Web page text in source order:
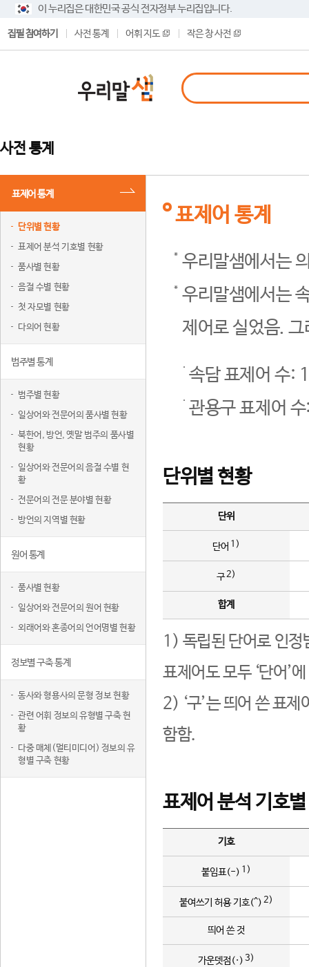
이 누리집은 대한민국 공식 전자정부 누리집입니다.
집필 참여하기 사전 통계 어휘 지도 작은 창 사전
사전 통계
표제어 통계
단위별 현황
표제어 분석 기호별 현황
품사별 현황
음절 수별 현황
첫 자모별 현황
다의어 현황
범주별 통계
범주별 현황
일상어와 전문어의 품사별 현황
북한어, 방언, 옛말 범주의 품사별
현황
일상어와 전문어의 음절 수별 현
황
전문어의 전문 분야별 현황
방언의 지역별 현황
원어 통계
품사별 현황
일상어와 전문어의 원어 현황
외래어와 혼종어의 언어명별 현황
정보별 구축 통계
동사와 형용사의 문형 정보 현황
관련 어휘 정보의 유형별 구축 현
황
다중 매체(멀티미디어) 정보의 유
형별 구축 현황
표제어 통계
우리말샘에서는
우리말샘에서는
제어로 실었음.
속담 표제어 수:
관용구 표제어
단위별 현황
단위
단어 1)
구2)
합계
1) 독립된 단어로 인정
표제어도 모두 ‘단어’
2) ‘구’는 띄어 쓴 표
함함.
표제어 분석 기호
기호
붙임표(-) 1)
붙여쓰기 허용 기호(^) 2)
띄어 쓴 것
가운뎃점(·) 3)